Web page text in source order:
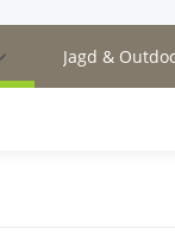
Jagd &